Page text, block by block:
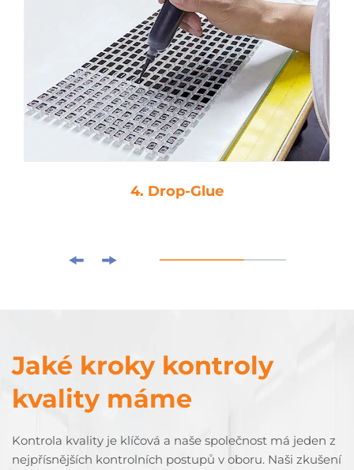
4. Drop-Glue
Jaké kroky kontroly
kvality máme
Kontrola kvality je klíčová a naše společnost má jeden z
nejpřísnějších kontrolních postupů v oboru. Naši zkušení